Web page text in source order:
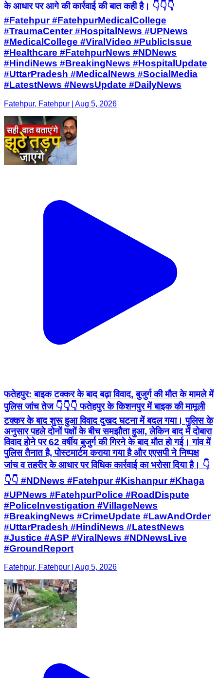
के आधार पर आगे की कार्रवाई की बात कही है। 👇👇👇
#Fatehpur #FatehpurMedicalCollege
#TraumaCenter #HospitalNews #UPNews
#MedicalCollege #ViralVideo #PublicIssue
#Healthcare #FatehpurNews #NDNews
#HindiNews #BreakingNews #HospitalUpdate
#UttarPradesh #MedicalNews #SocialMedia
#LatestNews #NewsUpdate #DailyNews
Fatehpur, Fatehpur | Aug 5, 2026
फतेहपुर: बाइक टक्कर के बाद बढ़ा विवाद, बुजुर्ग की मौत के मामले में
पुलिस जांच तेज 👇👇👇 फतेहपुर के किशनपुर में बाइक की मामूली
टक्कर के बाद शुरू हुआ विवाद दुखद घटना में बदल गया। पुलिस के
अनुसार पहले दोनों पक्षों के बीच समझौता हुआ, लेकिन बाद में दोबारा
विवाद होने पर 62 वर्षीय बुजुर्ग की गिरने के बाद मौत हो गई। गांव में
पुलिस तैनात है, पोस्टमार्टम कराया गया है और एएसपी ने निष्पक्ष
जांच व तहरीर के आधार पर विधिक कार्रवाई का भरोसा दिया है। 👇
👇👇 #NDNews #Fatehpur #Kishanpur #Khaga
#UPNews #FatehpurPolice #RoadDispute
#PoliceInvestigation #VillageNews
#BreakingNews #CrimeUpdate #LawAndOrder
#UttarPradesh #HindiNews #LatestNews
#Justice #ASP #ViralNews #NDNewsLive
#GroundReport
Fatehpur, Fatehpur | Aug 5, 2026